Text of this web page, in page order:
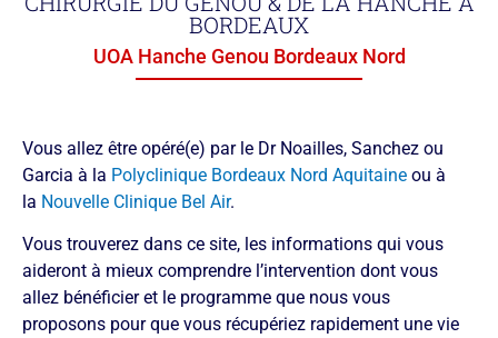
BORDEAUX
UOA Hanche Genou Bordeaux Nord
Vous allez être opéré(e) par le Dr Noailles, Sanchez ou
Garcia à la Polyclinique Bordeaux Nord Aquitaine ou à
la Nouvelle Clinique Bel Air.
Vous trouverez dans ce site, les informations qui vous
aideront à mieux comprendre l’intervention dont vous
allez bénéficier et le programme que nous vous
proposons pour que vous récupériez rapidement une vie